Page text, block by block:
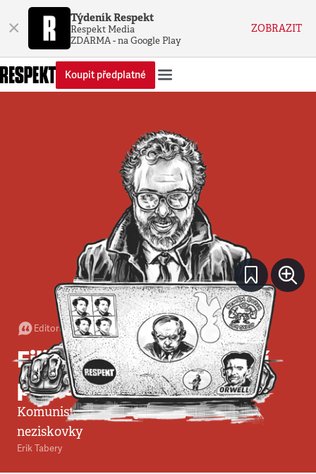
× Týdeník Respekt
Respekt Media
ZDARMA - na Google Play
ZOBRAZIT
Koupit předplatné
Editorial:Redakce• 5. 4. 2020 •4 minuty
Filip a Okamura ohrožují
pomoc lidem
Komunisté s SPD chystají další útok na
neziskovky
Erik Tabery